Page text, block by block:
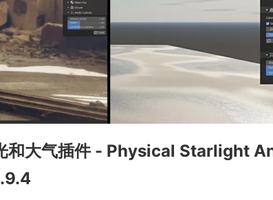
和大气插件 - Physical Starlight